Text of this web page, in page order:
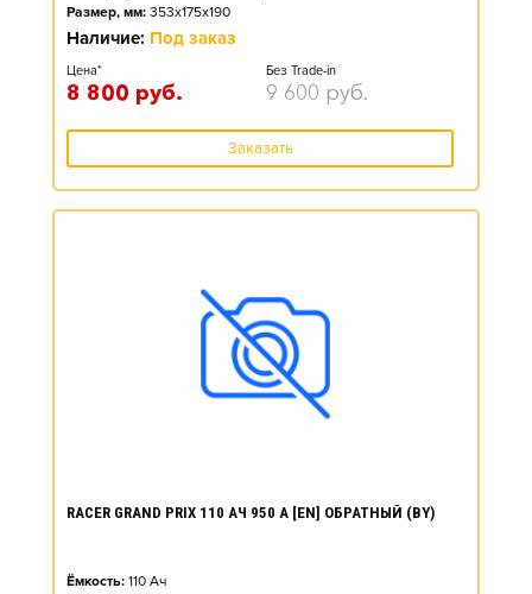
Размер, мм: 353x175x190
Наличие: Под заказ
Цена*
8 800 руб.
Без Trade-in
9 600 руб.
Заказать
RACER GRAND PRIX 110 АЧ 950 А [EN] ОБРАТНЫЙ (BY)
Ёмкость: 110 Ач